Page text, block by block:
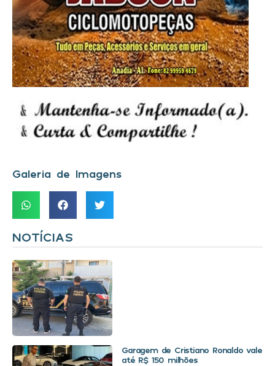
Galeria de Imagens
NOTÍCIAS
Garagem de Cristiano Ronaldo vale
até R$ 150 milhões